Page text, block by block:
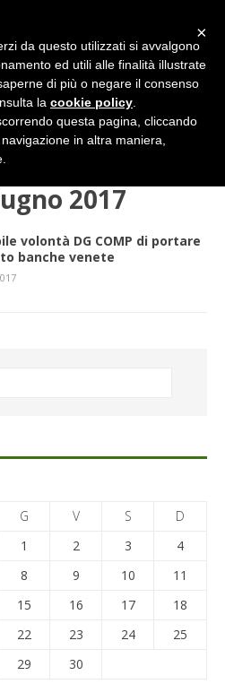
2017
volontà DG COMP di portare
banche venete
G V S
D
1
2 3
4
8 9 10
11
15 16 17
18
22 23 24
25
29 30
×
da questo utilizzati si avvalgono
ed utili alle finalità illustrate
di più o negare il consenso
la cookie policy
questa pagina, cliccando
in altra maniera,